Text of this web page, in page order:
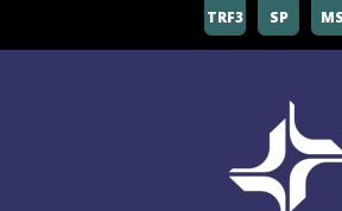
TRF3 SP MS